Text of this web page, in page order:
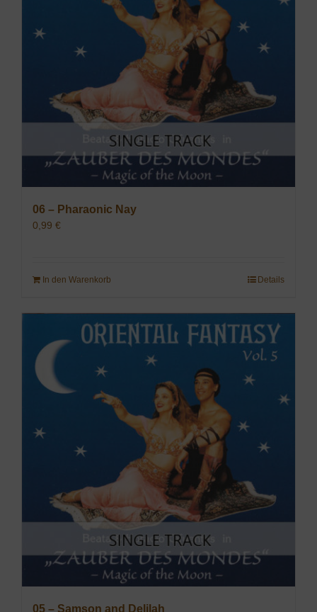
06 – Pharaonic Nay
0,99 €
In den Warenkorb Details
05 – Samson and Delilah